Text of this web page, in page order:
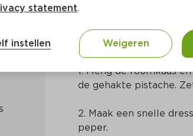
1. Meng de roomkaas
de gehakte pistache.
2. Maak een snelle
peper.
statement.
instellen Weigeren